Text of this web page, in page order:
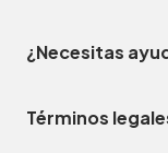
¿Necesitas
Términos